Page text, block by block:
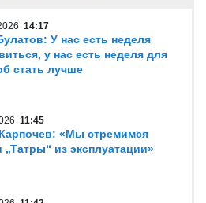
14:17
У нас есть неделя
у нас есть неделя для
стать лучше
11:45
«Мы стремимся
„Татры“ из эксплуатации»